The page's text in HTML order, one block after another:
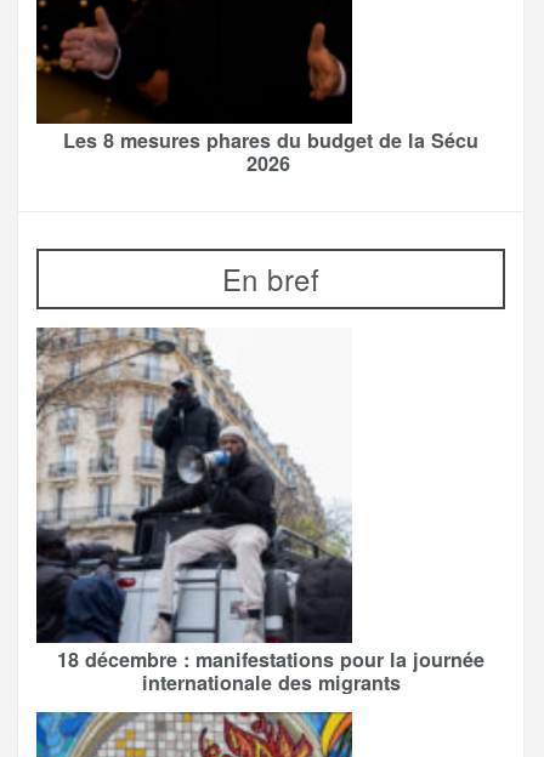
Les 8 mesures phares du budget de la Sécu
2026
En bref
18 décembre : manifestations pour la journée
internationale des migrants